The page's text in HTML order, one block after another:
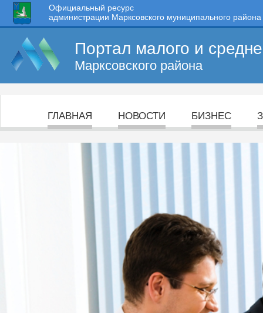
Официальный ресурс
администрации Марксовского муниципального района
Портал малого и
Марксовского района
ГЛАВНАЯ НОВОСТИ БИЗНЕС